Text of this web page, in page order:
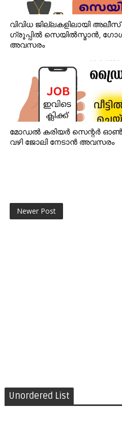
വിവിധ ജില്ലകളിലായി
ഗ്രൂപ്പിൽ സെയിൽസ്മാൻ,
അവസരം
മോഡൽ കരിയർ സെന്റർ
വഴി ജോലി നേടാൻ അവസരം
Newer Post
Unordered List